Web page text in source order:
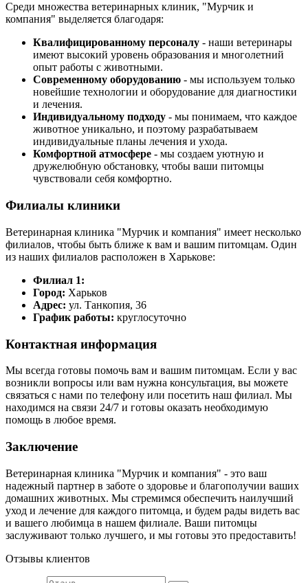
Среди множества ветеринарных клиник, "Мурчик и
компания" выделяется благодаря:
Квалифицированному персоналу - наши ветеринары
имеют высокий уровень образования и многолетний
опыт работы с животными.
Современному оборудованию - мы используем только
новейшие технологии и оборудование для диагностики
и лечения.
Индивидуальному подходу - мы понимаем, что каждое
животное уникально, и поэтому разрабатываем
индивидуальные планы лечения и ухода.
Комфортной атмосфере - мы создаем уютную и
дружелюбную обстановку, чтобы ваши питомцы
чувствовали себя комфортно.
Филиалы клиники
Ветеринарная клиника "Мурчик и компания" имеет несколько
филиалов, чтобы быть ближе к вам и вашим питомцам. Один
из наших филиалов расположен в Харькове:
Филиал 1:
Город: Харьков
Адрес: ул. Танкопия, 36
График работы: круглосуточно
Контактная информация
Мы всегда готовы помочь вам и вашим питомцам. Если у вас
возникли вопросы или вам нужна консультация, вы можете
связаться с нами по телефону или посетить наш филиал. Мы
находимся на связи 24/7 и готовы оказать необходимую
помощь в любое время.
Заключение
Ветеринарная клиника "Мурчик и компания" - это ваш
надежный партнер в заботе о здоровье и благополучии ваших
домашних животных. Мы стремимся обеспечить наилучший
уход и лечение для каждого питомца, и будем рады видеть вас
и вашего любимца в нашем филиале. Ваши питомцы
заслуживают только лучшего, и мы готовы это предоставить!
Отзывы клиентов